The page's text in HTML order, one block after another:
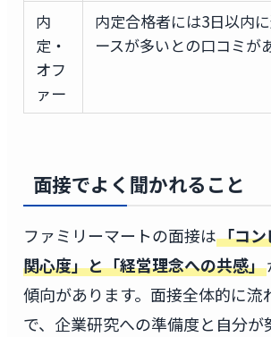
内
定・
オフ
ァー
内定合格者には3日以内
ースが多いとの口コミが
面接でよく聞かれること
ファミリーマートの面接は「コ
関心度」と「経営理念への共感」
傾向があります。面接全体的に流
で、企業研究への準備度と自分が